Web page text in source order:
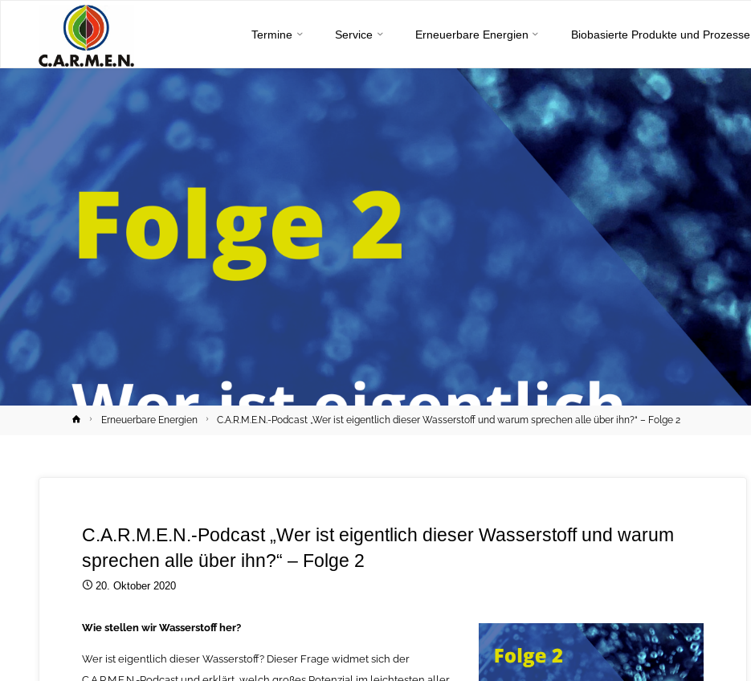
Termine Service Erneuerbare Energien Biobasierte Produkte und Prozesse
HomeErneuerbare Energien C.A.R.M.E.N.-Podcast „Wer ist eigentlich dieser Wasserstoff und warum sprechen alle über ihn?“ – Folge 2
C.A.R.M.E.N.-Podcast „Wer ist eigentlich dieser Wasserstoff und warum
sprechen alle über ihn?“ – Folge 2
20. Oktober 2020
Wie stellen wir Wasserstoff her?
Wer ist eigentlich dieser Wasserstoff? Dieser Frage widmet sich der